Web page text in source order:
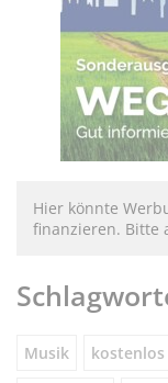
Hier könnte
finanzieren. Bitte
Musik kostenlos